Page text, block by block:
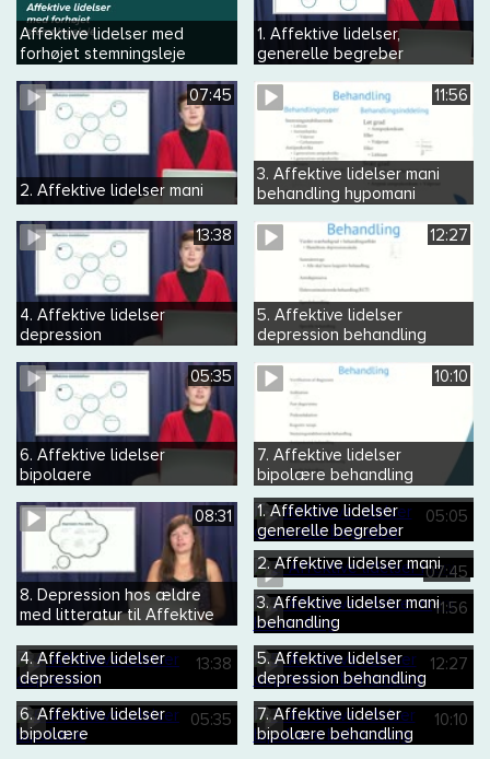
Affektive lidelser med
forhøjet stemningsleje
1. Affektive lidelser,
generelle begreber
07:45
2. Affektive lidelser mani
11:56
3. Affektive lidelser mani
behandling hypomani
13:38
4. Affektive lidelser
depression
12:27
5. Affektive lidelser
depression behandling
05:35
6. Affektive lidelser
bipolaere
10:10
7. Affektive lidelser
bipolære behandling
kroniske affektive tilstande
08:31
8. Depression hos ældre
med litteratur til Affektive
05:05
1. Affektive lidelser
generelle begreber
07:45
2. Affektive lidelser mani
11:56
3. Affektive lidelser mani
behandling
13:38
4. Affektive lidelser
depression
12:27
5. Affektive lidelser
depression behandling
05:35
6. Affektive lidelser
bipolære
10:10
7. Affektive lidelser
bipolære behandling